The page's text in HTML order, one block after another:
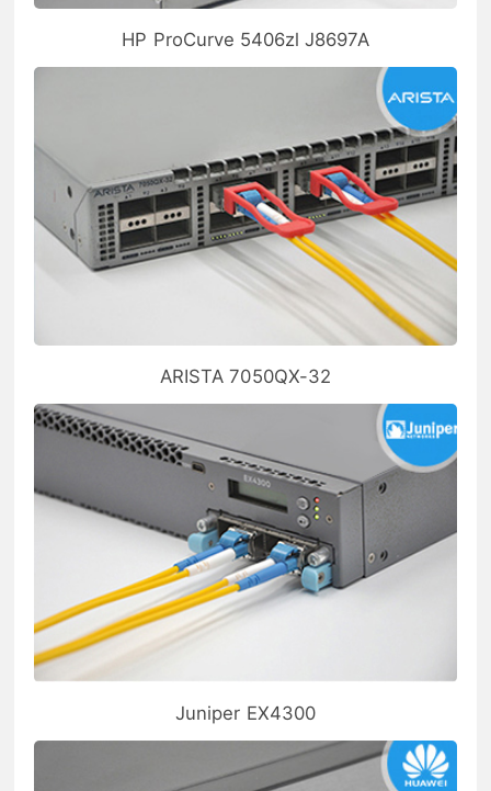
HP ProCurve 5406zl J8697A
ARISTA 7050QX-32
Juniper EX4300